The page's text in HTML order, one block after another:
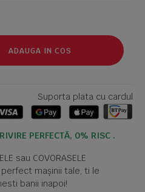
ADAUGA IN COS
Suporta plata cu cardul
PERFECTĂ, 0% RISC .
sau COVORASELE
mașinii tale, ti le
banii inapoi!